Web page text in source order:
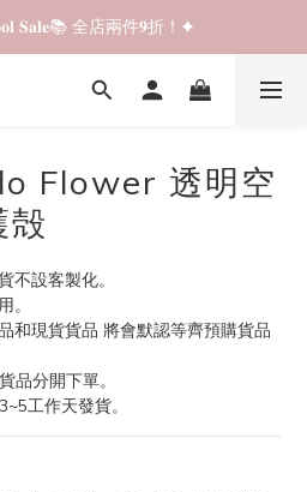
𝐒𝐚𝐥𝐞📚 全店兩件𝟗折！✦
𝐒𝐚𝐥𝐞📚 全店兩件𝟗折！✦
即享順豐站/智能櫃免運費！✦
Flower 透明空
殻
不設客製化。
。
和現貨貨品 將會默認等齊預購貨品
品分開下單。
工作天發貨。